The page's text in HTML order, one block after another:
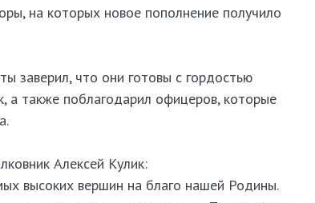
на которых новое пополнение получило
заверил, что они готовы с гордостью
а также поблагодарил офицеров, которые
Алексей Кулик:
высоких вершин на благо нашей Родины.